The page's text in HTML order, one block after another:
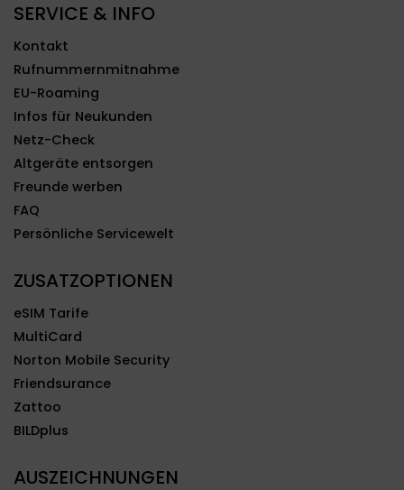
SERVICE & INFO
Kontakt
Rufnummernmitnahme
EU-Roaming
Infos für Neukunden
Netz-Check
Altgeräte entsorgen
Freunde werben
FAQ
Persönliche Servicewelt
ZUSATZOPTIONEN
eSIM Tarife
MultiCard
Norton Mobile Security
Friendsurance
Zattoo
BILDplus
AUSZEICHNUNGEN